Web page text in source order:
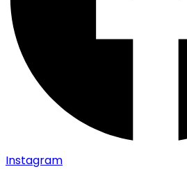
Instagram